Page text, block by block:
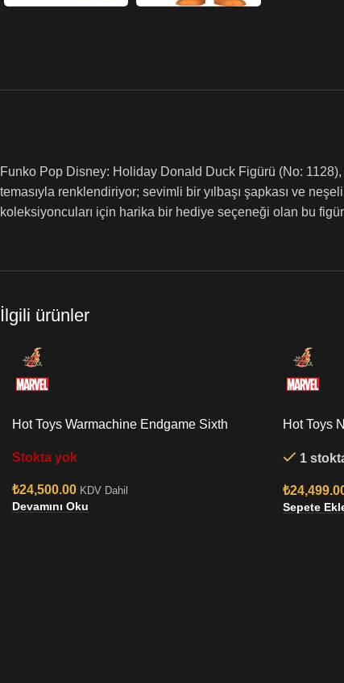
Funko Pop Disney: Holiday Donald Duck Figürü (No:
temasıyla renklendiriyor; sevimli bir yılbaşı şapkası ve
koleksiyoncuları için harika bir hediye seçeneği olan bu
İlgili ürünler
Hot Toys Warmachine Endgame Sixth
Stokta yok
₺24,500.00 KDV Dahil
Devamını Oku
Hot Toys
1
₺
Sepete